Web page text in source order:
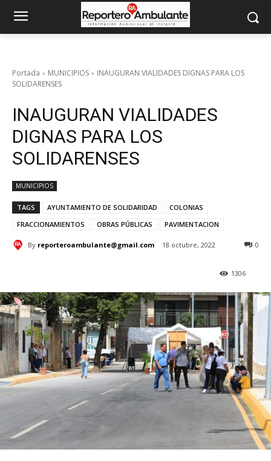
Portada MUNICIPIOS
INAUGURAN VIALIDADES DIGNAS PARA LOS
SOLIDARENSES
INAUGURAN VIALIDADES
DIGNAS PARA LOS
SOLIDARENSES
MUNICIPIOS
TAGS AYUNTAMIENTO DE SOLIDARIDAD
COLONIAS
FRACCIONAMIENTOS
OBRAS PÚBLICAS PAVIMENTACION
By reporteroambulante@gmail.com 18 octubre, 2022 0
1306